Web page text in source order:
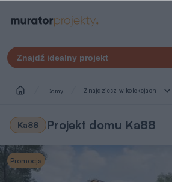
Znajdź idealny projekt
Domy Znajdziesz w kolekcjach
Ka88 Projekt domu Ka88
Promocja